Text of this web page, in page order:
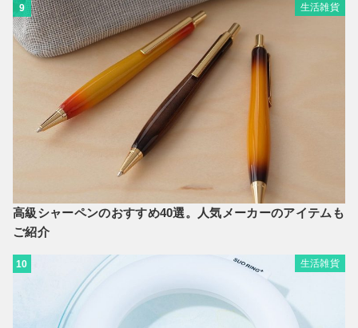
9 生活雑貨
高級シャーペンのおすすめ40選。人気メーカーのアイテムも
ご紹介
10 生活雑貨